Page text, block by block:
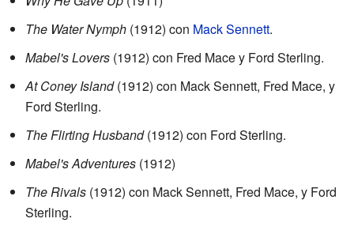
The Water Nymph (1912) con Mack Sennett.
Mabel's Lovers (1912) con Fred Mace y Ford Sterling.
At Coney Island(1912) con Mack Sennett, Fred Mace, y
Ford Sterling.
The Flirting Husband(1912) con Ford Sterling.
Mabel's Adventures (1912)
The Rivals (1912) con Mack Sennett, Fred Mace, y Ford
Sterling.